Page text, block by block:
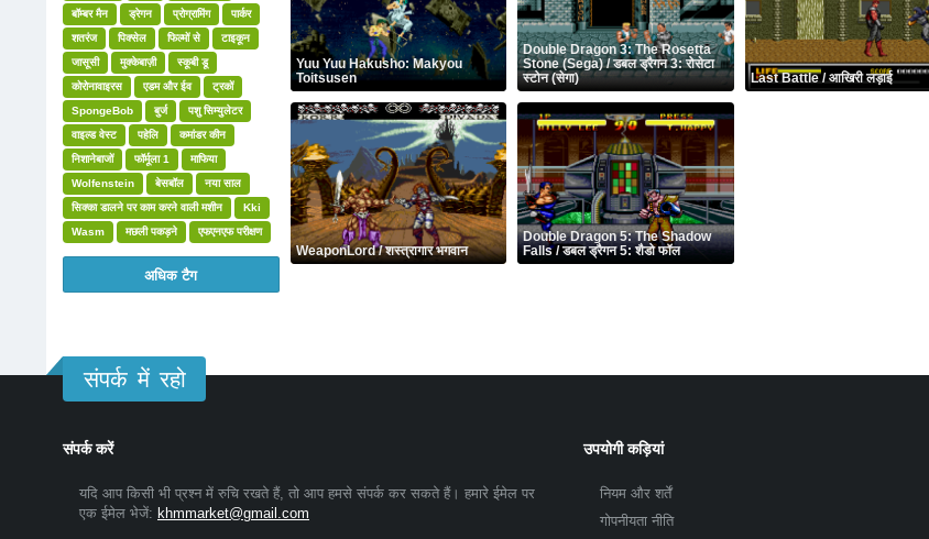
बॉम्बर मैन
ड्रेगन प्रोग्रामिंग
पार्कर
शतरंज
पिक्सेल फिल्मों से
टाइकून
जासूसी
मुक्केबाज़ी
स्कूबी डू
कोरोनावाइरस
एडम और ईव
ट्रकों
SpongeBob
बुर्ज
पशु सिम्युलेटर
वाइल्ड वेस्ट
पहेलि
कमांडर कीन
निशानेबाजों
फॉर्मूला 1
माफिया
Wolfenstein
बेसबॉल
नया साल
सिक्का डालने पर काम करने वाली मशीन
Kki
Wasm
मछली पकड़ने एफएनएफ परीक्षण
अधिक टैग
Yuu Yuu Hakusho: Makyou
Toitsusen
Double Dragon 3: The Rosetta
Stone (Sega) / डबल ड्रैगन 3: रोसेटा
स्टोन (सेगा)
Last Battle / आखिरी लड़ाई
WeaponLord / शस्त्रागार भगवान
Double Dragon 5: The Shadow
Falls / डबल ड्रैगन 5: शैडो फॉल
संपर्क में रहो
संपर्क करें
यदि आप किसी भी प्रश्न में रुचि रखते हैं, तो आप हमसे संपर्क कर सकते हैं। हमारे ईमेल पर
एक ईमेल भेजें: khmmarket@gmail.com
उपयोगी कड़ियां
नियम और शर्तें
गोपनीयता नीति